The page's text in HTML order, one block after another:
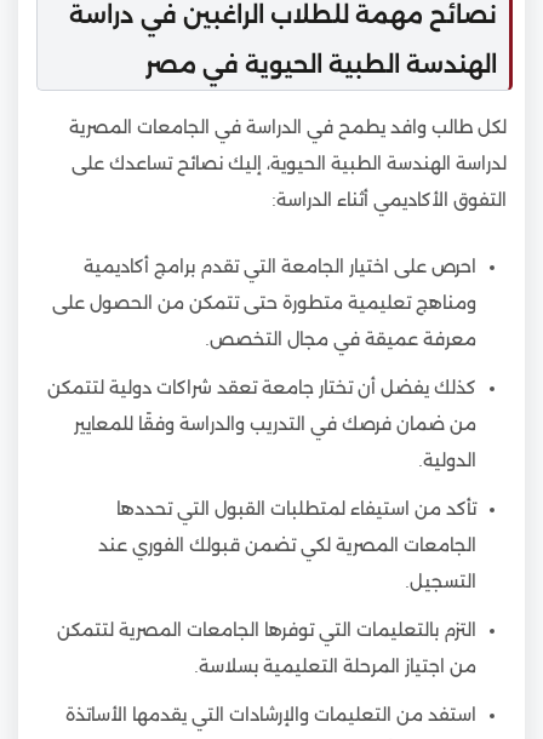
نصائح مهمة للطلاب الراغبين في دراسة
الهندسة الطبية الحيوية في مصر
لكل طالب وافد يطمح في الدراسة في الجامعات المصرية
لدراسة الهندسة الطبية الحيوية، إليك نصائح تساعدك على
التفوق الأكاديمي أثناء الدراسة:
احرص على اختيار الجامعة التي تقدم برامج أكاديمية
ومناهج تعليمية متطورة حتى تتمكن من الحصول على
معرفة عميقة في مجال التخصص.
كذلك يفضل أن تختار جامعة تعقد شراكات دولية لتتمكن
من ضمان فرصك في التدريب والدراسة وفقًا للمعايير
الدولية.
تأكد من استيفاء لمتطلبات القبول التي تحددها
الجامعات المصرية لكي تضمن قبولك الفوري عند
التسجيل.
التزم بالتعليمات التي توفرها الجامعات المصرية لتتمكن
من اجتياز المرحلة التعليمية بسلاسة.
استفد من التعليمات والإرشادات التي يقدمها الأساتذة